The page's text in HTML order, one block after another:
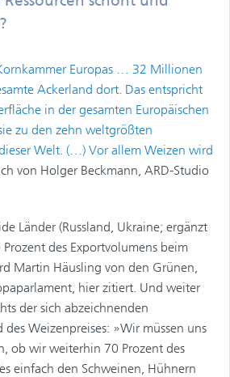
Europas … 32 Millionen
Ackerland dort. Das entspricht
in der gesamten Europäischen
zu den zehn weltgrößten
Welt. (…) Vor allem Weizen wird
von Holger Beckmann, ARD-Studio
Länder (Russland, Ukraine; ergänzt
Prozent des Exportvolumens beim
Martin Häusling von den Grünen,
hier zitiert. Und weiter
der sich abzeichnenden
Weizenpreises: »Wir müssen uns
ob wir weiterhin 70 Prozent des
einfach den Schweinen, Hühnern